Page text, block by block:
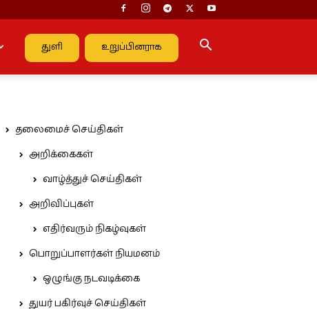
துளி உறுப்பினராக
தலைமைச் செய்திகள்
அறிக்கைகள்
வாழ்த்துச் செய்திகள்
அறிவிப்புகள்
எதிர்வரும் நிகழ்வுகள்
பொறுப்பாளர்கள் நியமனம்
ஒழுங்கு நடவடிக்கை
துயர் பகிர்வுச் செய்திகள்